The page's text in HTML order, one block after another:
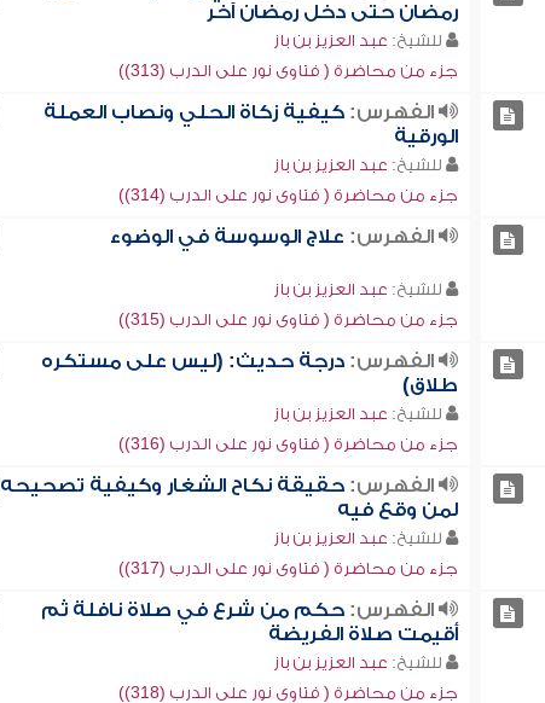
رمضان حتى دخل رمضان آخر
للشيخ: عبد العزيز بن باز
جزء من محاضرة ( فتاوى نور على الدرب (313))
الفهرس: كيفية زكاة الحلي ونصاب العملة
الورقية
للشيخ: عبد العزيز بن باز
جزء من محاضرة ( فتاوى نور على الدرب (314))
الفهرس: علاج الوسوسة في الوضوء
للشيخ: عبد العزيز بن باز
جزء من محاضرة ( فتاوى نور على الدرب (315))
الفهرس: درجة حديث: (ليس على مستكره
طلاق)
للشيخ: عبد العزيز بن باز
جزء من محاضرة ( فتاوى نور على الدرب (316))
الفهرس: حقيقة نكاح الشغار وكيفية تصحيحه
لمن وقع فيه
للشيخ: عبد العزيز بن باز
جزء من محاضرة ( فتاوى نور على الدرب (317))
الفهرس: حكم من شرع في صلاة نافلة ثم
أقيمت صلاة الفريضة
للشيخ: عبد العزيز بن باز
جزء من محاضرة ( فتاوى نور على الدرب (318))